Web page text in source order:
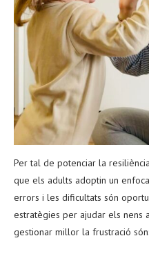
Per tal de potenciar la
que els adults adoptin un
errors i les dificultats són
estratègies per ajudar els nens
gestionar millor la frustració són: